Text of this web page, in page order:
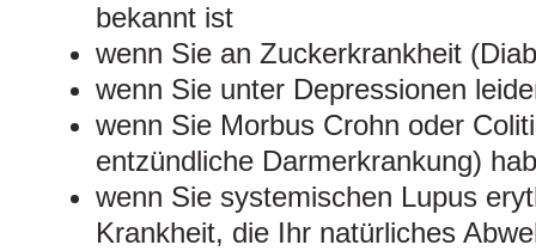
bekannt ist
wenn Sie an Zuckerkrankheit
wenn Sie unter Depressionen
wenn Sie Morbus Crohn oder
entzündliche Darmerkrankung)
wenn Sie systemischen Lupus
Krankheit, die Ihr natürliches